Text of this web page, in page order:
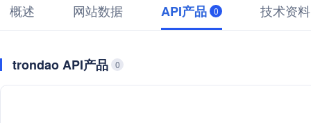
概述 网站数据 API产品 0 技术资料
trondao API产品 0